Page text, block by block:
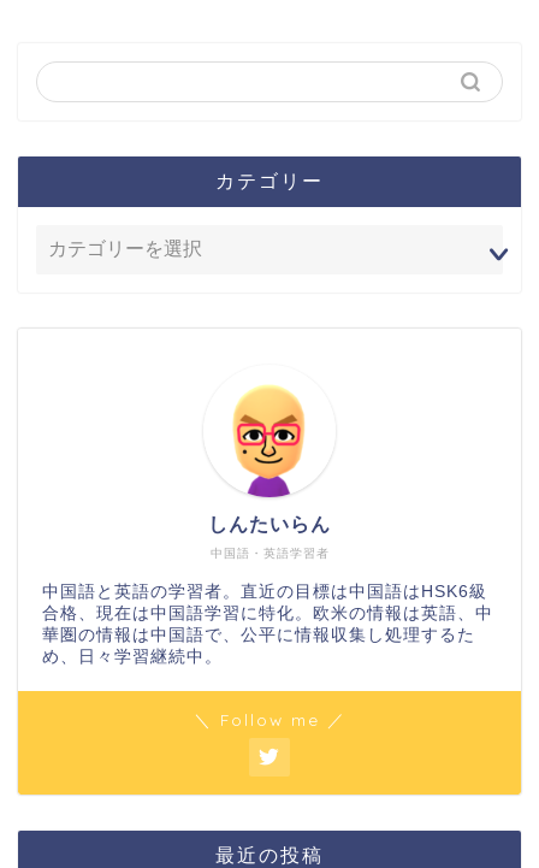
カテゴリー
中国語・英語学習者
しんたいらん
中国語と英語の学習者。直近の目標は中国語はHSK6級
合格、現在は中国語学習に特化。欧米の情報は英語、中
華圏の情報は中国語で、公平に情報収集し処理するた
め、日々学習継続中。
＼ Follow me ／
最近の投稿